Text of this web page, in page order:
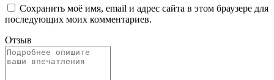
Сохранить моё имя, email и адрес сайта в этом браузере для
последующих моих комментариев.
Отзыв